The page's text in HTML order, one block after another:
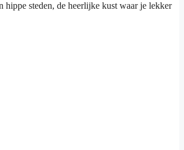
hippe steden, de heerlijke kust waar je lekker